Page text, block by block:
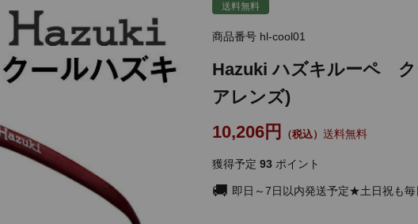
送料無料
商品番号 hl-cool01
Hazuki ハズキルーペ
アレンズ)
10,206
送料無料
獲得予定 93 ポイント
即日～7日以内発送予定★土日祝も毎